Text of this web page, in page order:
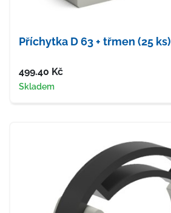
Příchytka D 63 + třmen (25 ks)
Cena
499.40 Kč
Dostupnost
Skladem